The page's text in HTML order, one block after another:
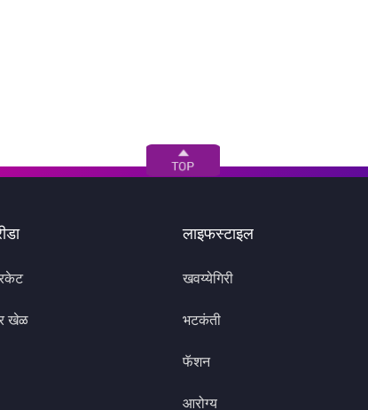
खेळ
लाइफस्टाइल
खवय्येगिरी
भटकंती
फॅशन
आरोग्य